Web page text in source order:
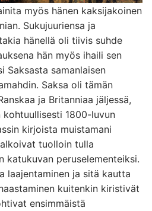
myös hänen kaksijakoinen
Sukujuuriensa ja
hänellä oli tiivis suhde
hän myös ihaili sen
Saksasta samanlaisen
Saksa oli tämän
ja Britanniaa jäljessä,
1800-luvun
kirjoista muistamani
tuolloin tulla
katukuvan peruselementeiksi.
laajentaminen ja sitä kautta
kuitenkin kiristivät
ensimmäistä